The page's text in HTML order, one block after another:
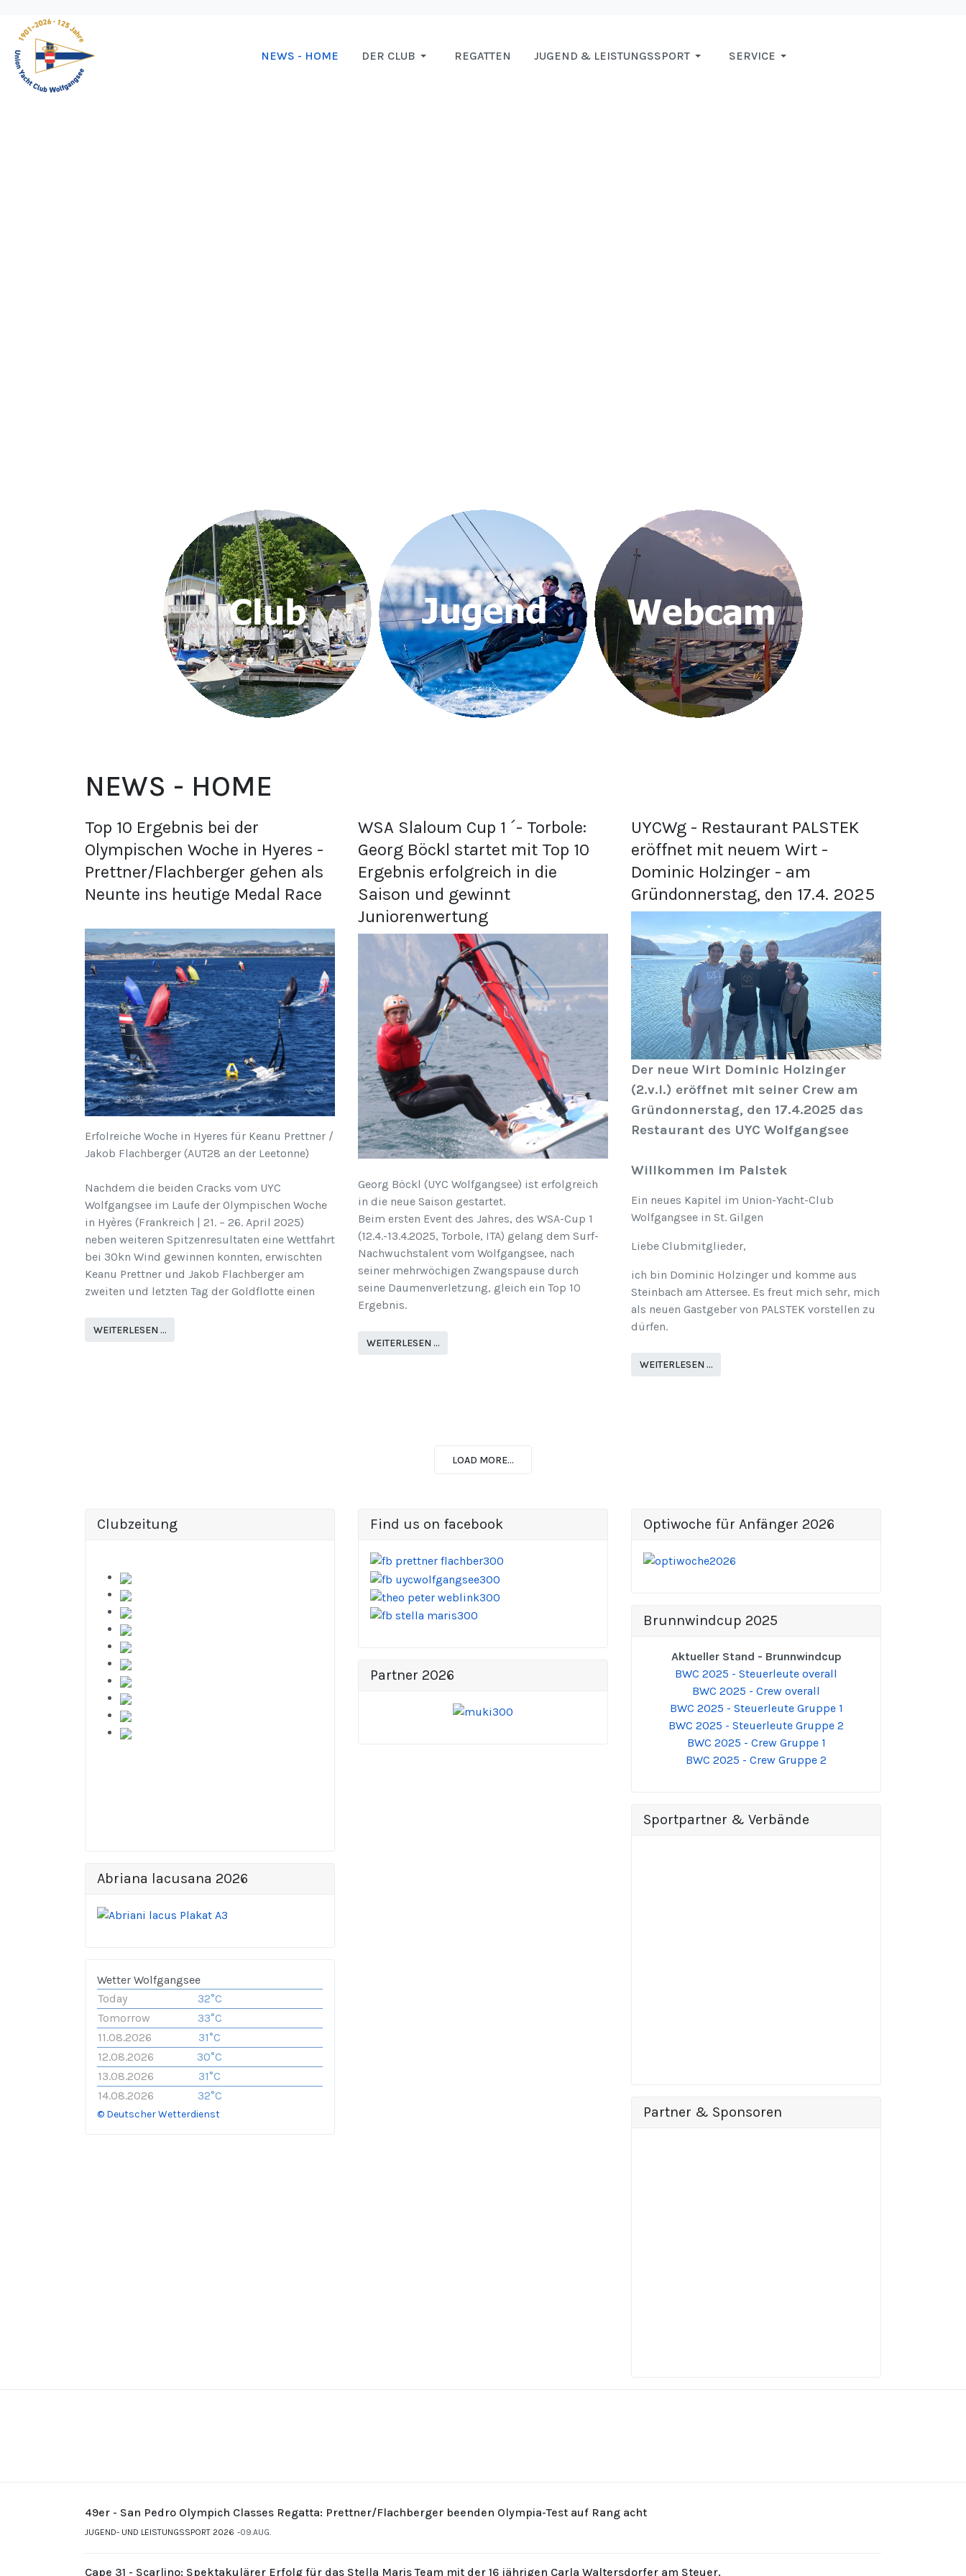
NEWS - HOME DER CLUB REGATTEN JUGEND & LEISTUNGSSPORT SERVICE
NEWS - HOME
Top 10 Ergebnis bei der
Olympischen Woche in Hyeres -
Prettner/Flachberger gehen als
Neunte ins heutige Medal Race
Erfolreiche Woche in Hyeres für Keanu Prettner /
Jakob Flachberger (AUT28 an der Leetonne)
Nachdem die beiden Cracks vom UYC
Wolfgangsee im Laufe der Olympischen Woche
in Hyères (Frankreich | 21. – 26. April 2025)
neben weiteren Spitzenresultaten eine Wettfahrt
bei 30kn Wind gewinnen konnten, erwischten
Keanu Prettner und Jakob Flachberger am
zweiten und letzten Tag der Goldflotte einen
WEITERLESEN …
WSA Slaloum Cup 1 ´- Torbole:
Georg Böckl startet mit Top 10
Ergebnis erfolgreich in die
Saison und gewinnt
Juniorenwertung
Georg Böckl (UYC Wolfgangsee) ist erfolgreich
in die neue Saison gestartet.
Beim ersten Event des Jahres, des WSA-Cup 1
(12.4.-13.4.2025, Torbole, ITA) gelang dem Surf-
Nachwuchstalent vom Wolfgangsee, nach
seiner mehrwöchigen Zwangspause durch
seine Daumenverletzung, gleich ein Top 10
Ergebnis.
WEITERLESEN …
UYCWg - Restaurant PALSTEK
eröffnet mit neuem Wirt -
Dominic Holzinger - am
Gründonnerstag, den 17.4. 2025
Der neue Wirt Dominic Holzinger
(2.v.l.) eröffnet mit seiner Crew am
Gründonnerstag, den 17.4.2025 das
Restaurant des UYC Wolfgangsee
Willkommen im Palstek
Ein neues Kapitel im Union-Yacht-Club
Wolfgangsee in St. Gilgen
Liebe Clubmitglieder,
ich bin Dominic Holzinger und komme aus
Steinbach am Attersee. Es freut mich sehr, mich
als neuen Gastgeber von PALSTEK vorstellen zu
dürfen.
WEITERLESEN …
LOAD MORE...
Clubzeitung
Abriana lacusana 2026
Wetter Wolfgangsee
Today
32°C
Tomorrow
33°C
11.08.2026
31°C
12.08.2026
30°C
13.08.2026
31°C
14.08.2026
32°C
© Deutscher Wetterdienst
Find us on facebook
Partner 2026
Optiwoche für Anfänger 2026
Brunnwindcup 2025
Aktueller Stand - Brunnwindcup
BWC 2025 - Steuerleute overall
BWC 2025 - Crew overall
BWC 2025 - Steuerleute Gruppe 1
BWC 2025 - Steuerleute Gruppe 2
BWC 2025 - Crew Gruppe 1
BWC 2025 - Crew Gruppe 2
Sportpartner & Verbände
Partner & Sponsoren
49er - San Pedro Olympich Classes Regatta: Prettner/Flachberger beenden Olympia-Test auf Rang acht
JUGEND- UND LEISTUNGSSPORT 2026 09.AUG.
Cape 31 - Scarlino: Spektakulärer Erfolg für das Stella Maris Team mit der 16 jährigen Carla Waltersdorfer am Steuer.